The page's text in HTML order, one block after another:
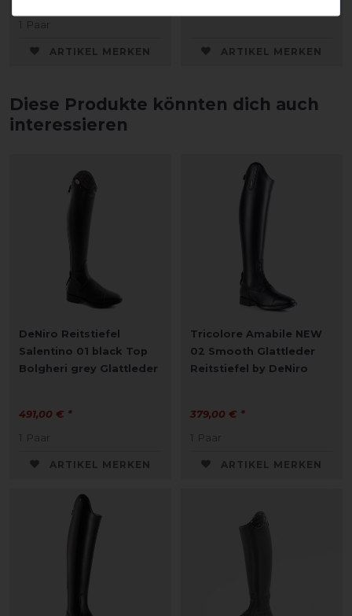
1 Paar
ARTIKEL MERKEN ARTIKEL MERKEN
Diese Produkte könnten dich auch
interessieren
DeNiro Reitstiefel
Salentino 01 black Top
Bolgheri grey Glattleder
491,00 € *
1 Paar
ARTIKEL MERKEN
Tricolore Amabile NEW
02 Smooth Glattleder
Reitstiefel by DeNiro
379,00 € *
1 Paar
ARTIKEL MERKEN